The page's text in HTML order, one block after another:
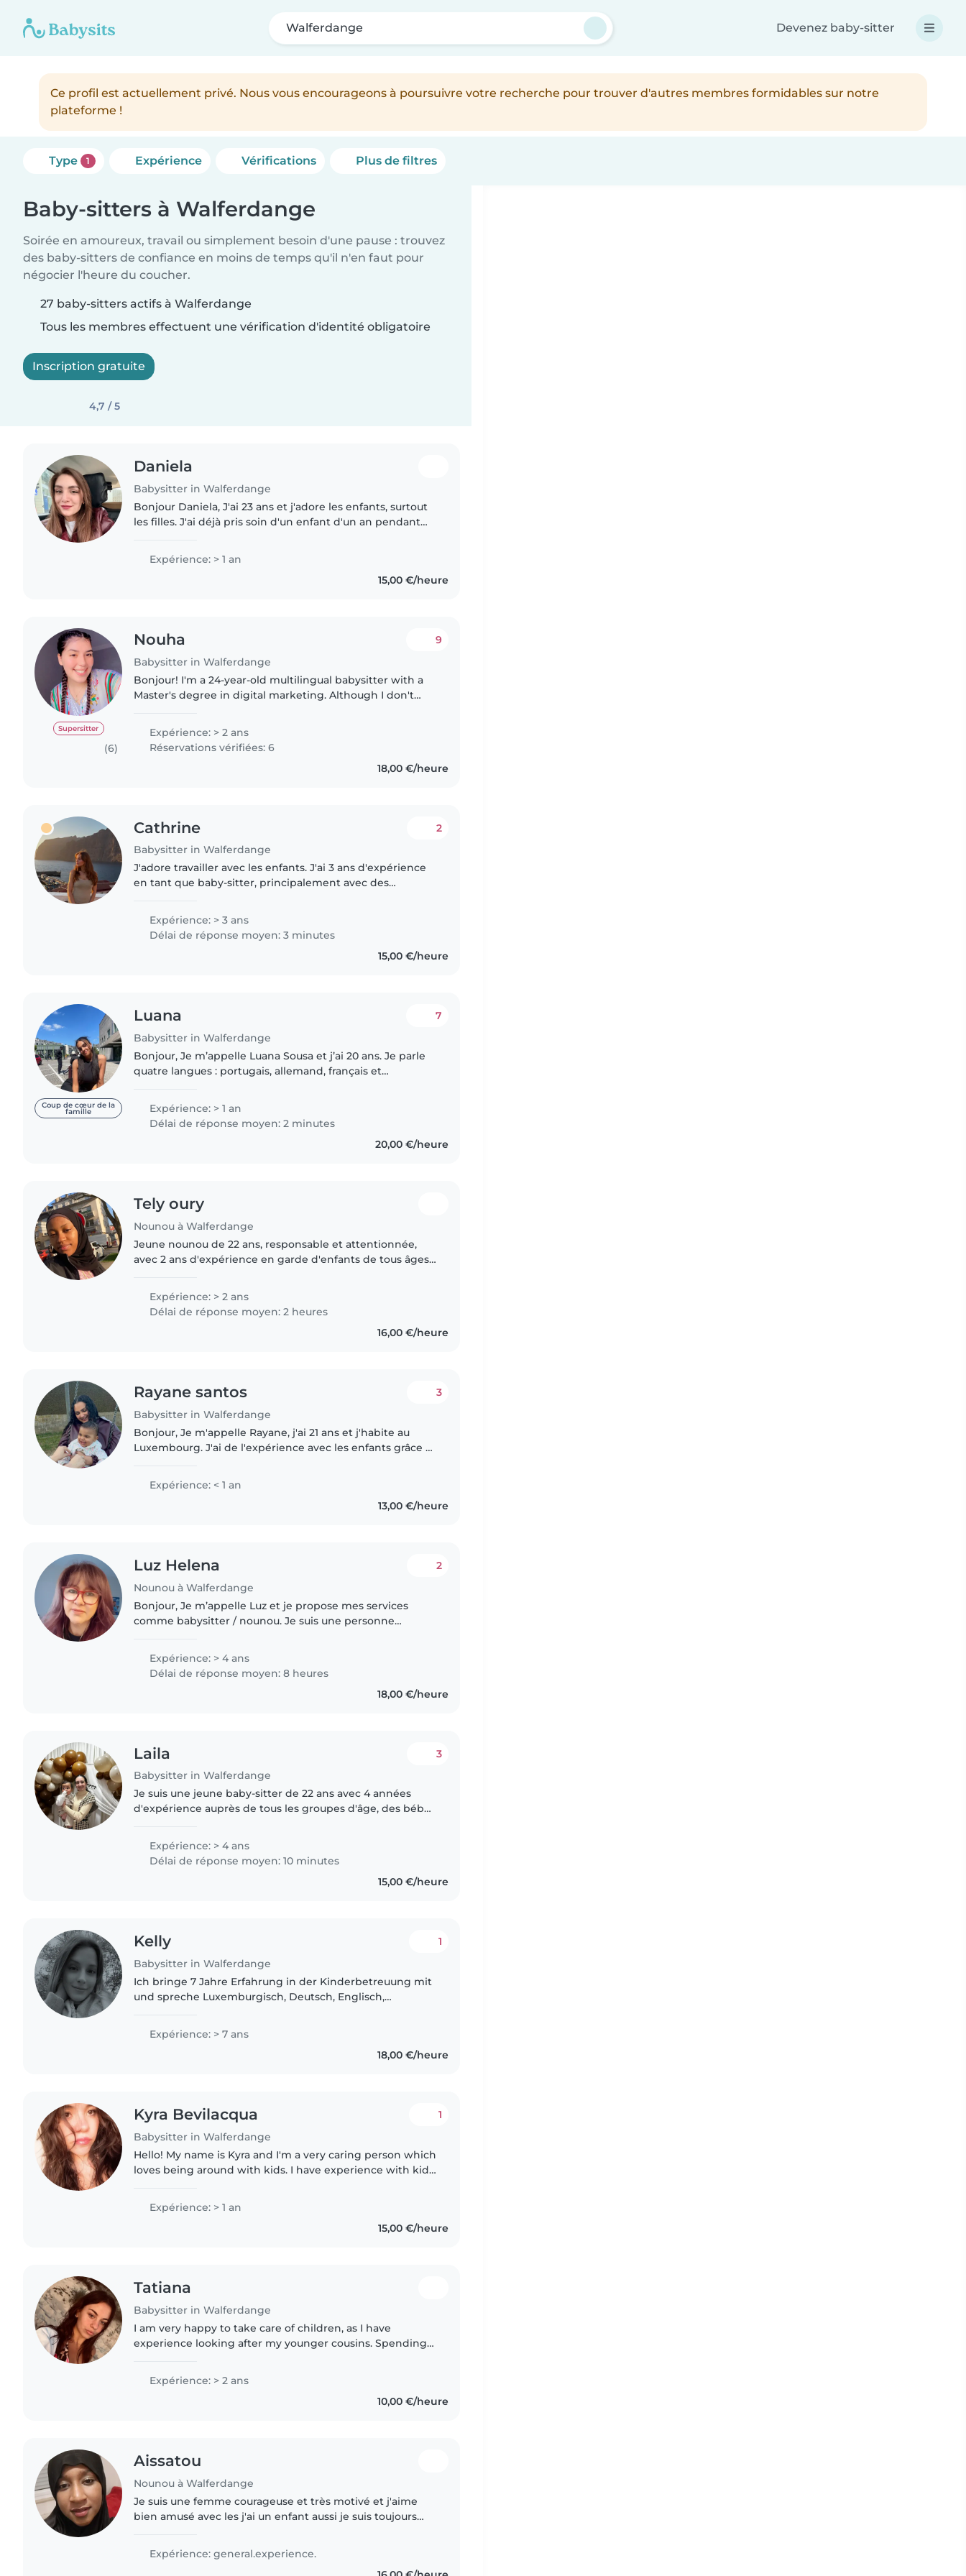
Walferdange Devenez baby-sitter
Ce profil est actuellement privé. Nous vous encourageons à poursuivre votre recherche pour trouver d'autres membres formidables sur notre
plateforme !
Type 1 Expérience Vérifications Plus de filtres
Baby-sitters à Walferdange
Soirée en amoureux, travail ou simplement besoin d'une pause : trouvez
des baby-sitters de confiance en moins de temps qu'il n'en faut pour
négocier l'heure du coucher.
27 baby-sitters actifs à Walferdange
Tous les membres effectuent une vérification d'identité obligatoire
Inscription gratuite
4,7 / 5
Daniela
Babysitter in Walferdange
Bonjour Daniela, J'ai 23 ans et j'adore les enfants, surtout
les filles. J'ai déjà pris soin d'un enfant d'un an pendant
Expérience: > 1 an
15,00 €/heure
Supersitter
(6)
Nouha
Babysitter in Walferdange
9
Bonjour! I'm a 24-year-old multilingual babysitter with a
Master's degree in digital marketing. Although I don't
Expérience: > 2 ans
Réservations vérifiées: 6
18,00 €/heure
Cathrine
Babysitter in Walferdange
2
J'adore travailler avec les enfants. J'ai 3 ans d'expérience
en tant que baby-sitter, principalement avec des
effectué des..
Expérience: > 3 ans
Délai de réponse moyen: 3 minutes
15,00 €/heure
Coup de cœur de la
famille
Luana
Babysitter in Walferdange
7
Bonjour, Je m’appelle Luana Sousa et j’ai 20 ans. Je parle
quatre langues : portugais, allemand, français et
de babysitting...
Expérience: > 1 an
Délai de réponse moyen: 2 minutes
20,00 €/heure
Tely oury
Nounou à Walferdange
Jeune nounou de 22 ans, responsable et attentionnée,
avec 2 ans d'expérience en garde d'enfants de tous âges.
spéciaux, notamment..
Expérience: > 2 ans
Délai de réponse moyen: 2 heures
16,00 €/heure
Rayane santos
Babysitter in Walferdange
3
Bonjour, Je m'appelle Rayane, j'ai 21 ans et j'habite au
Luxembourg. J'ai de l'expérience avec les enfants grâce à
handicap ainsi..
Expérience: < 1 an
13,00 €/heure
Luz Helena
Nounou à Walferdange
2
Bonjour, Je m’appelle Luz et je propose mes services
comme babysitter / nounou. Je suis une personne
Expérience: > 4 ans
Délai de réponse moyen: 8 heures
18,00 €/heure
Laila
Babysitter in Walferdange
3
Je suis une jeune baby-sitter de 22 ans avec 4 années
d'expérience auprès de tous les groupes d'âge, des bébés
patiente. Je parle..
Expérience: > 4 ans
Délai de réponse moyen: 10 minutes
15,00 €/heure
Kelly
Babysitter in Walferdange
1
Ich bringe 7 Jahre Erfahrung in der Kinderbetreuung mit
und spreche Luxemburgisch, Deutsch, Englisch,
verantwortungsbewusst und liebe..
Expérience: > 7 ans
18,00 €/heure
Kyra Bevilacqua
Babysitter in Walferdange
1
Hello! My name is Kyra and I'm a very caring person which
loves being around with kids. I have experience with kids
Expérience: > 1 an
15,00 €/heure
Tatiana
Babysitter in Walferdange
I am very happy to take care of children, as I have
experience looking after my younger cousins. Spending
and how to keep children..
Expérience: > 2 ans
10,00 €/heure
Aissatou
Nounou à Walferdange
Je suis une femme courageuse et très motivé et j'aime
bien amusé avec les j'ai un enfant aussi je suis toujours
Expérience: general.experience.